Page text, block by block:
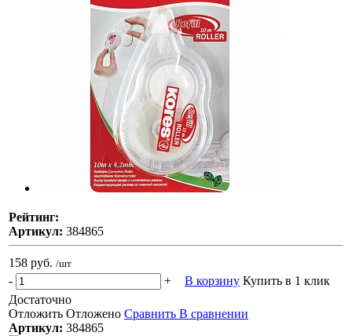
Рейтинг:
Артикул: 384865
158 руб. /шт
- + В корзину Купить в 1 клик
Достаточно
Отложить Отложено Сравнить В сравнении
Артикул: 384865